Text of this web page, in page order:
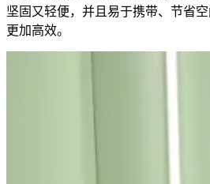
坚固又轻便，并且易于携带、节省
更加高效。